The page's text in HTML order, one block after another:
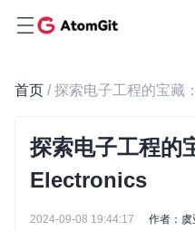
首页 / 探索电子工程的宝藏
探索电子工程的
Electronics
2024-09-08 19:44:17 作者：